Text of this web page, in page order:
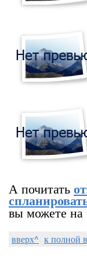
А почитать
вы можете на
вверх^ к полной